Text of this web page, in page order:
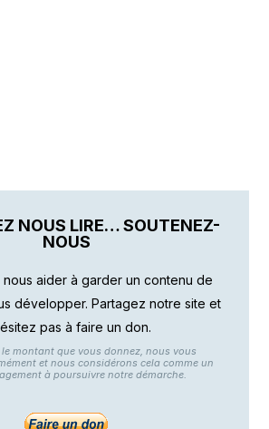
NOUS LIRE… SOUTENEZ-
NOUS
aider à garder un contenu de
développer. Partagez notre site et
pas à faire un don.
le montant que vous donnez, nous vous
et nous considérons cela comme un
à poursuivre notre démarche.